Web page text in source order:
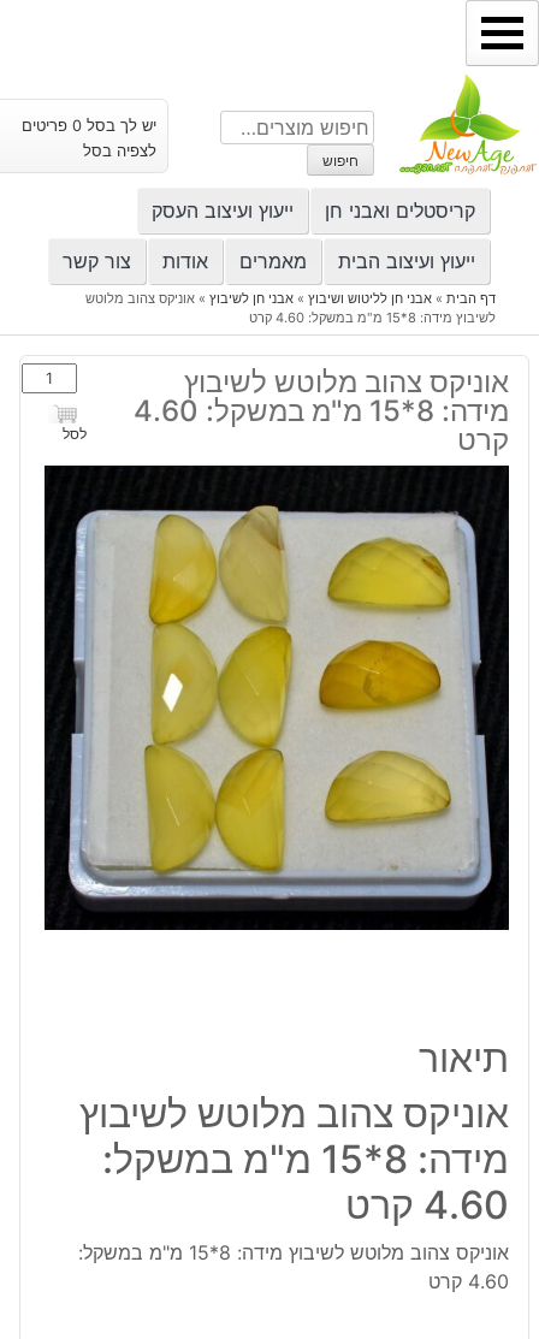
דילוג
לתוכן
חיפוש
עבור:
חיפוש
יש לך בסל 0 פריטים
לצפיה בסל
קריסטלים ואבני חן ייעוץ ועיצוב העסק
ייעוץ ועיצוב הבית מאמרים אודות צור קשר
דף הבית» אבני חן לליטוש ושיבוץ» אבני חן לשיבוץ» אוניקס צהוב מלוטש
לשיבוץ מידה: 8*15 מ"מ במשקל: 4.60 קרט
אוניקס צהוב מלוטש לשיבוץ
מידה: 8*15 מ"מ במשקל: 4.60
קרט
כמות
של
אוניקס
מידה:
מ"מ
במשקל:
4.60
לסל
תיאור
אוניקס צהוב מלוטש לשיבוץ
מידה: 8*15 מ"מ במשקל:
4.60 קרט
אוניקס צהוב מלוטש לשיבוץ מידה: 8*15 מ"מ במשקל:
4.60 קרט